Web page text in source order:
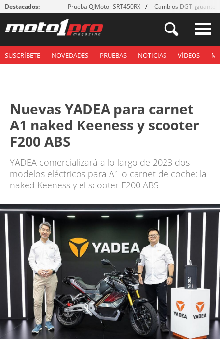
Destacados: Prueba QJMotor SRT450RX Cambios DGT: ¡guantes!
SUSCRÍBETE NOVEDADES PRUEBAS NOTICIAS VÍDEOS
Nuevas YADEA para carnet
A1 naked Keeness y scooter
F200 ABS
YADEA comercializará a lo largo de 2023 dos
modelos eléctricos para A1 o carnet de coche: la
naked Keeness y el scooter F200 ABS